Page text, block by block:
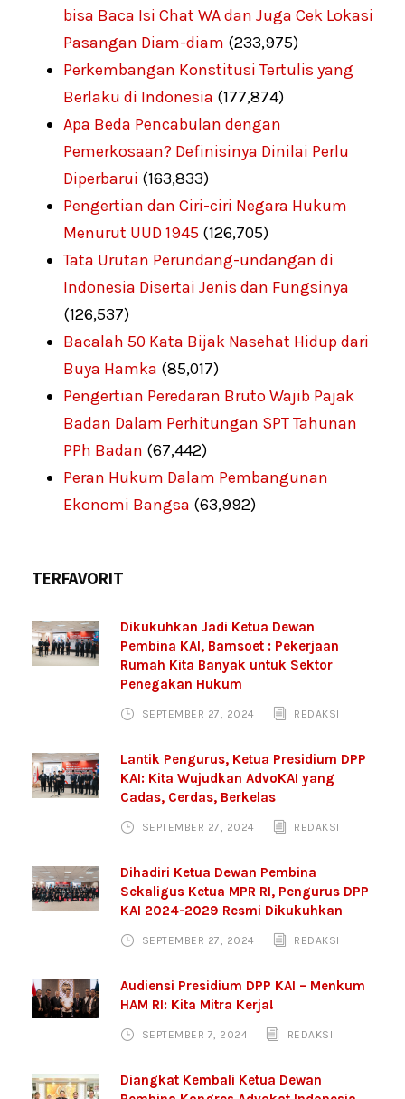
bisa Baca Isi Chat WA dan Juga Cek Lokasi
Pasangan Diam-diam (233,975)
Perkembangan Konstitusi Tertulis yang
Berlaku di Indonesia (177,874)
Apa Beda Pencabulan dengan
Pemerkosaan? Definisinya Dinilai Perlu
Diperbarui (163,833)
Pengertian dan Ciri-ciri Negara Hukum
Menurut UUD 1945 (126,705)
Tata Urutan Perundang-undangan di
Indonesia Disertai Jenis dan Fungsinya
(126,537)
Bacalah 50 Kata Bijak Nasehat Hidup dari
Buya Hamka (85,017)
Pengertian Peredaran Bruto Wajib Pajak
Badan Dalam Perhitungan SPT Tahunan
PPh Badan (67,442)
Peran Hukum Dalam Pembangunan
Ekonomi Bangsa (63,992)
TERFAVORIT
Dikukuhkan Jadi Ketua Dewan
Pembina KAI, Bamsoet : Pekerjaan
Rumah Kita Banyak untuk Sektor
Penegakan Hukum
SEPTEMBER 27, 2024 REDAKSI
Lantik Pengurus, Ketua Presidium DPP
KAI: Kita Wujudkan AdvoKAI yang
Cadas, Cerdas, Berkelas
SEPTEMBER 27, 2024 REDAKSI
Dihadiri Ketua Dewan Pembina
Sekaligus Ketua MPR RI, Pengurus DPP
KAI 2024-2029 Resmi Dikukuhkan
SEPTEMBER 27, 2024 REDAKSI
Audiensi Presidium DPP KAI – Menkum
HAM RI: Kita Mitra Kerja!
SEPTEMBER 7, 2024 REDAKSI
Diangkat Kembali Ketua Dewan